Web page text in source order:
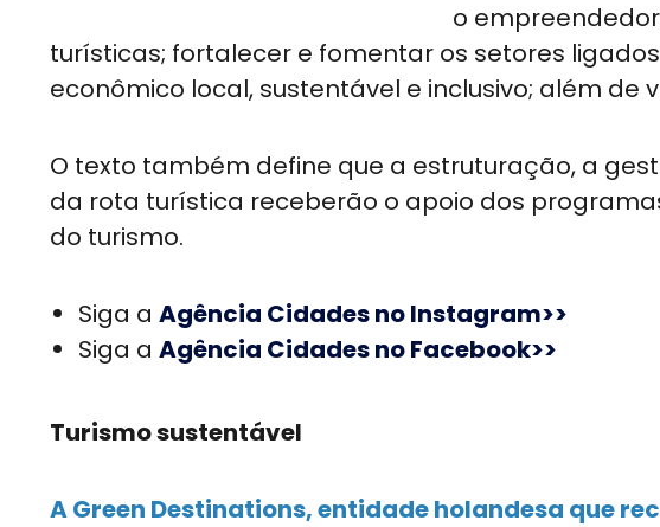
o
turísticas; fortalecer e fomentar os setores
econômico local, sustentável e inclusivo; além de
O texto também define que a estruturação, a
da rota turística receberão o apoio dos
do turismo.
Siga a Agência Cidades no Instagram>>
Siga a Agência Cidades no Facebook>>
Turismo sustentável
A Green Destinations, entidade holandesa que